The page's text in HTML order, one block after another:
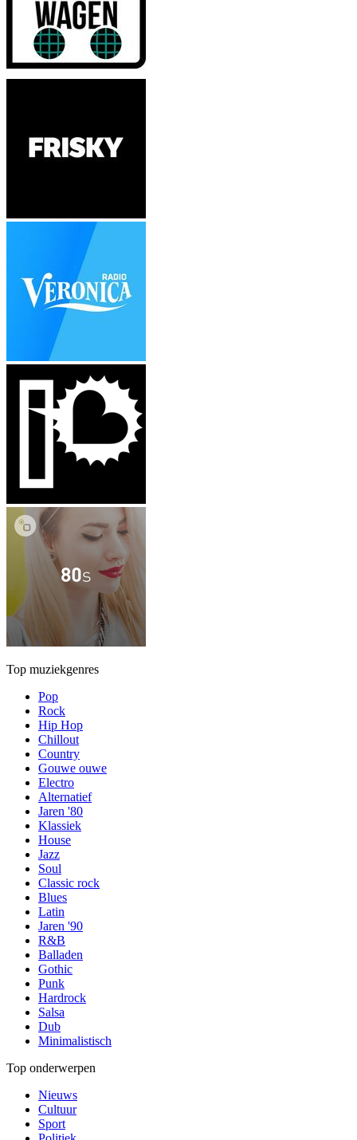
Top muziekgenres
Pop
Rock
Hip Hop
Chillout
Country
Gouwe ouwe
Electro
Alternatief
Jaren '80
Klassiek
House
Jazz
Soul
Classic rock
Blues
Latin
Jaren '90
R&B
Balladen
Gothic
Punk
Hardrock
Salsa
Dub
Minimalistisch
Top onderwerpen
Nieuws
Cultuur
Sport